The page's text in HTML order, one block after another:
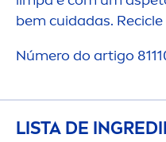
bem cuidadas.
Número do artigo
LISTA DE